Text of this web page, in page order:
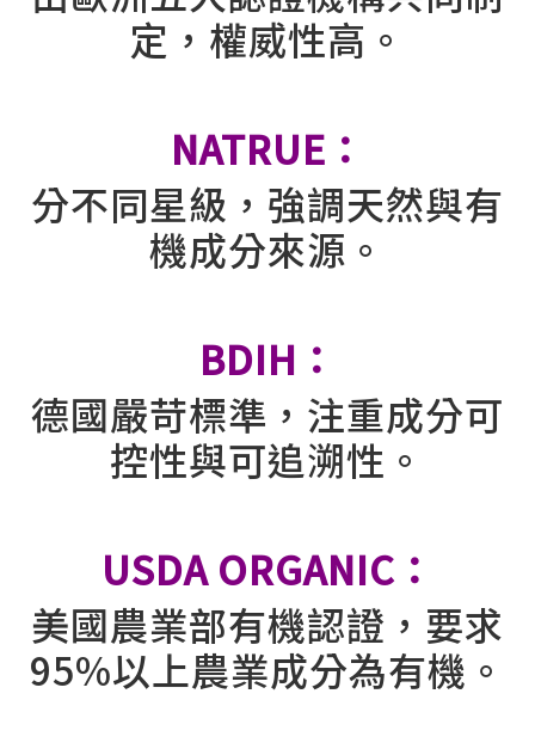
定，權威性高。
NATRUE：
分不同星級，強調天然與有
機成分來源。
BDIH：
德國嚴苛標準，注重成分可
控性與可追溯性。
USDA ORGANIC：
美國農業部有機認證，要求
95%以上農業成分為有機。